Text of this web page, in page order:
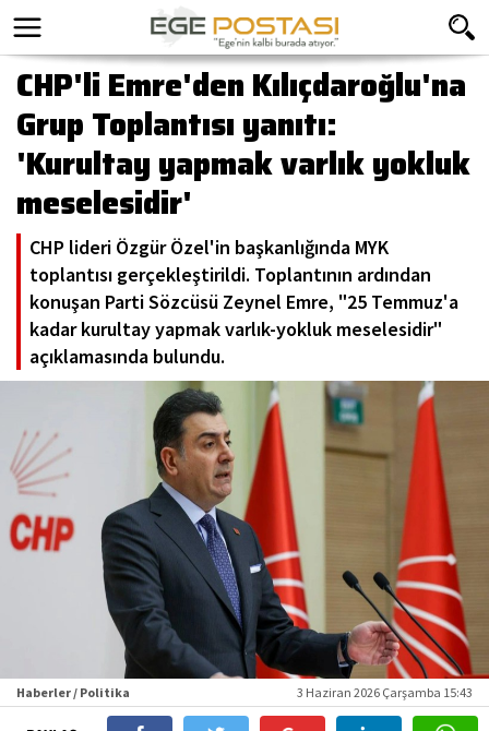
CHP'li Emre'den Kılıçdaroğlu'na
Grup Toplantısı yanıtı:
'Kurultay yapmak varlık yokluk
meselesidir'
CHP lideri Özgür Özel'in başkanlığında MYK
toplantısı gerçekleştirildi. Toplantının ardından
konuşan Parti Sözcüsü Zeynel Emre, "25 Temmuz'a
kadar kurultay yapmak varlık-yokluk meselesidir"
açıklamasında bulundu.
Haberler / Politika 3 Haziran 2026 Çarşamba 15:43